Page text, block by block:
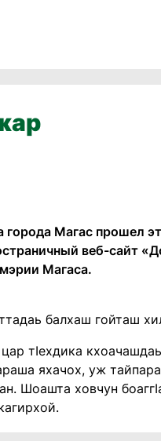
города Магас прошел
веб-сайт
Магаса.
балхаш гойташ
тIехдика
яхачох, уж
Шоашта ховчун